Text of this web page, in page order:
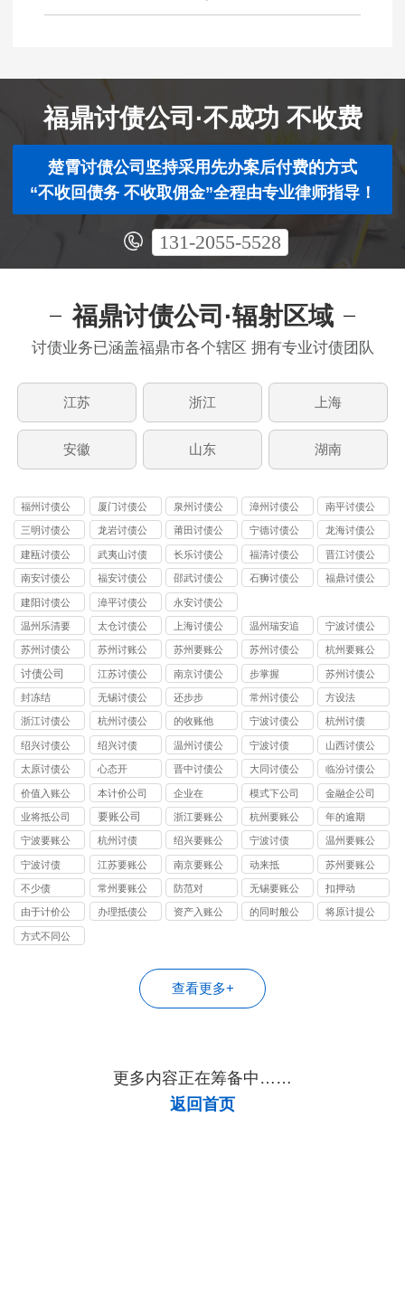
福鼎讨债公司·不成功 不收费
楚霄讨债公司坚持采用先办案后付费的方式
“不收回债务 不收取佣金”全程由专业律师指导！
131-2055-5528
福鼎讨债公司·辐射区域
讨债业务已涵盖福鼎市各个辖区 拥有专业讨债团队
江苏 浙江 上海
安徽 山东 湖南
福州讨债公
司
厦门讨债公
司
泉州讨债公
司
漳州讨债公
司
南平讨债公
司
三明讨债公
司
龙岩讨债公
司
莆田讨债公
司
宁德讨债公
司
龙海讨债公
司
建瓯讨债公
司
武夷山讨债
公司
长乐讨债公
司
福清讨债公
司
晋江讨债公
司
南安讨债公
司
福安讨债公
司
邵武讨债公
司
石狮讨债公
福鼎讨债公
建阳讨债公
司
漳平讨债公
司
永安讨债公
司
温州乐清要
账公司
太仓讨债公
司
上海讨债公
司
温州瑞安追
债公司
宁波讨债公
司
苏州讨债公
司
苏州讨账公
司
苏州要账公
司
苏州讨债公
司
杭州要账公
司
讨债公司
江苏讨债公
司
南京讨债公
司
步掌握
苏州讨债公
司
封冻结
无锡讨债公
司
还步步
常州讨债公
司
方设法
浙江讨债公
司
杭州讨债公
司
的收账他
宁波讨债公
司
杭州讨债
绍兴讨债公
司
绍兴讨债
温州讨债公
司
宁波讨债
山西讨债公
司
太原讨债公
司
心态开
晋中讨债公
司
大同讨债公
司
临汾讨债公
司
价值入账公
司
本计价公司 企业在 模式下公司 金融企公司
业将抵公司 要账公司
浙江要账公
司
杭州要账公
司
年的逾期
宁波要账公
司
杭州讨债
绍兴要账公
司
宁波讨债
温州要账公
司
宁波讨债
江苏要账公
司
南京要账公
司
动来抵
苏州要账公
司
不少债
常州要账公
司
防范对
无锡要账公
司
扣押动
由于计价公
司
办理抵债公
资产入账公
的同时般公
将原计提公
方式不同公
查看更多+
更多内容正在筹备中……
返回首页